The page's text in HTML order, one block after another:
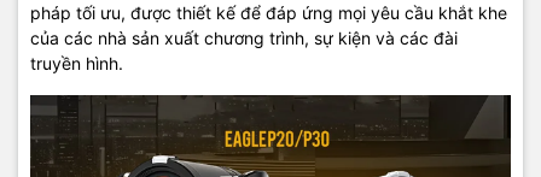
pháp tối ưu, được thiết kế để đáp ứng mọi yêu cầu khắt khe
của các nhà sản xuất chương trình, sự kiện và các đài
truyền hình.